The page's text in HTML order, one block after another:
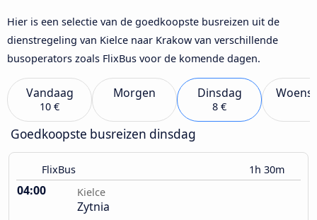
Hier is een selectie van de goedkoopste busreizen uit de
dienstregeling van Kielce naar Krakow van verschillende
busoperators zoals FlixBus voor de komende dagen.
Vandaag
10 €
Morgen Dinsdag
8 €
Goedkoopste busreizen dinsdag
FlixBus 1h 30m
04:00 Kielce
Zytnia